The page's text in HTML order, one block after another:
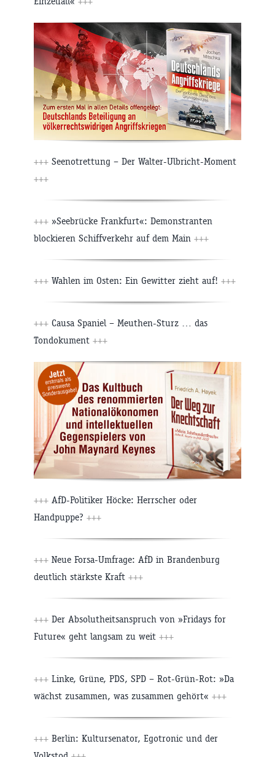
+++ Seenotrettung – Der Walter-Ulbricht-Moment
+++
+++ »Seebrücke Frankfurt«: Demonstranten
blockieren Schiffverkehr auf dem Main +++
+++ Wahlen im Osten: Ein Gewitter zieht auf! +++
+++ Causa Spaniel – Meuthen-Sturz … das
Tondokument +++
+++ AfD-Politiker Höcke: Herrscher oder
Handpuppe? +++
+++ Neue Forsa-Umfrage: AfD in Brandenburg
deutlich stärkste Kraft +++
+++ Der Absolutheitsanspruch von »Fridays for
Future« geht langsam zu weit +++
+++ Linke, Grüne, PDS, SPD – Rot-Grün-Rot: »Da
wächst zusammen, was zusammen gehört« +++
+++ Berlin: Kultursenator, Egotronic und der